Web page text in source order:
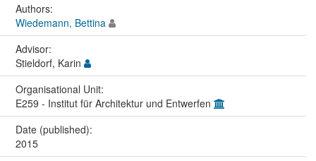
Authors:
Wiedemann, Bettina
Advisor:
Stieldorf, Karin
Organisational Unit:
E259 - Institut für Architektur und Entwerfen
Date (published):
2015